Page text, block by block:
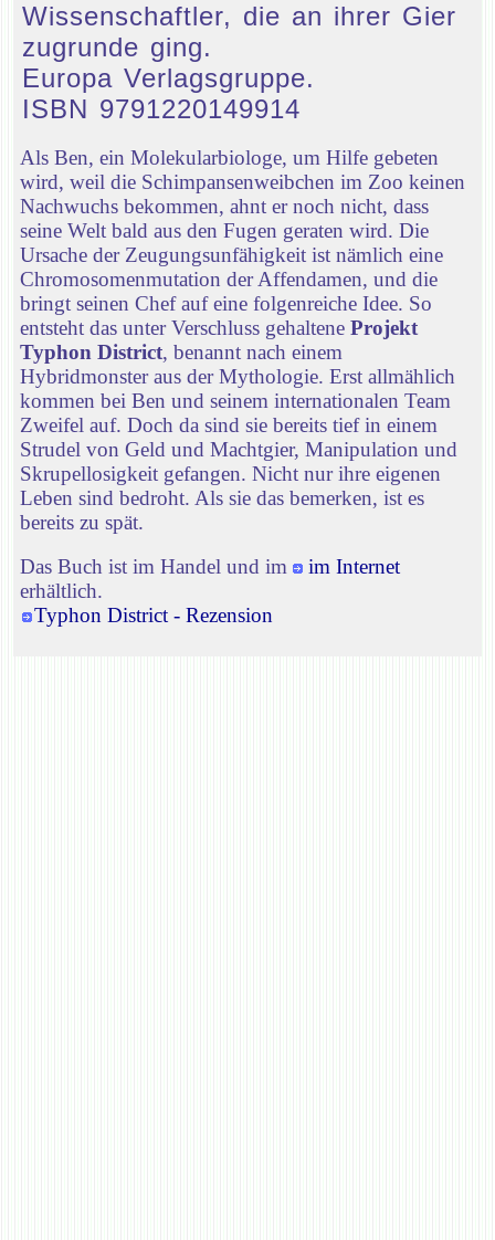
Wissenschaftler, die an ihrer Gier
zugrunde ging.
Europa Verlagsgruppe.
ISBN 9791220149914
Als Ben, ein Molekularbiologe, um Hilfe gebeten
wird, weil die Schimpansenweibchen im Zoo keinen
Nachwuchs bekommen, ahnt er noch nicht, dass
seine Welt bald aus den Fugen geraten wird. Die
Ursache der Zeugungsunfähigkeit ist nämlich eine
Chromosomenmutation der Affendamen, und die
bringt seinen Chef auf eine folgenreiche Idee. So
entsteht das unter Verschluss gehaltene Projekt
Typhon District, benannt nach einem
Hybridmonster aus der Mythologie. Erst allmählich
kommen bei Ben und seinem internationalen Team
Zweifel auf. Doch da sind sie bereits tief in einem
Strudel von Geld und Machtgier, Manipulation und
Skrupellosigkeit gefangen. Nicht nur ihre eigenen
Leben sind bedroht. Als sie das bemerken, ist es
bereits zu spät.
Das Buch ist im Handel und im
im Internet
erhältlich.
Typhon District - Rezension